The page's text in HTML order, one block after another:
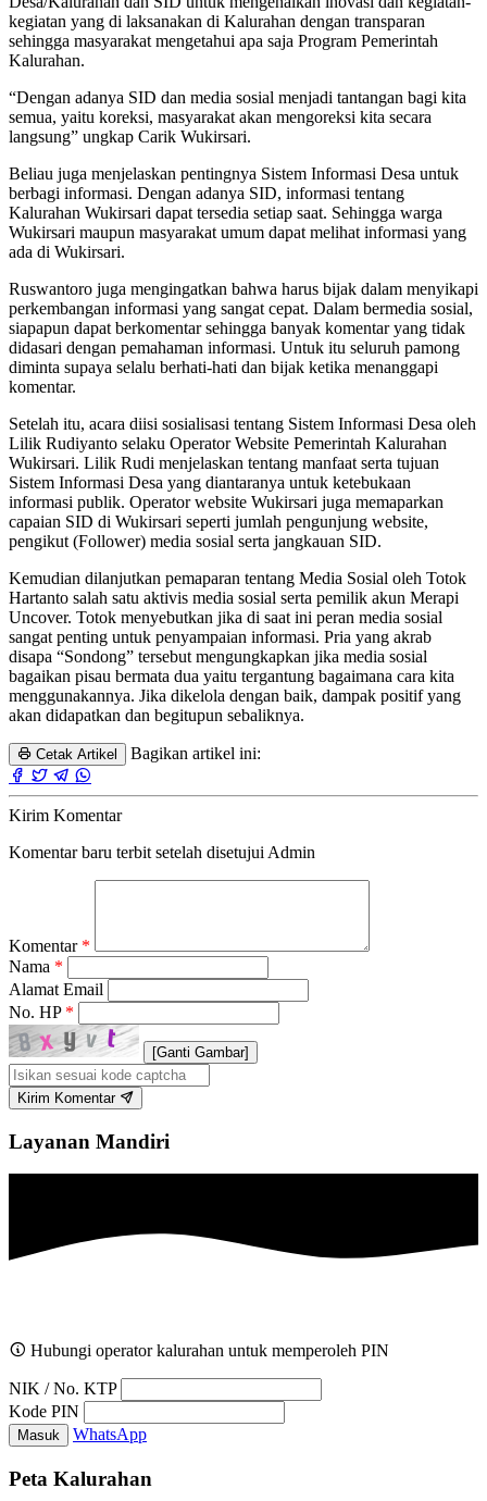
kegiatan yang di laksanakan di Kalurahan dengan transparan
sehingga masyarakat mengetahui apa saja Program Pemerintah
Kalurahan.
“Dengan adanya SID dan media sosial menjadi tantangan bagi kita
semua, yaitu koreksi, masyarakat akan mengoreksi kita secara
langsung” ungkap Carik Wukirsari.
Beliau juga menjelaskan pentingnya Sistem Informasi Desa untuk
berbagi informasi. Dengan adanya SID, informasi tentang
Kalurahan Wukirsari dapat tersedia setiap saat. Sehingga warga
Wukirsari maupun masyarakat umum dapat melihat informasi yang
ada di Wukirsari.
Ruswantoro juga mengingatkan bahwa harus bijak dalam menyikapi
perkembangan informasi yang sangat cepat. Dalam bermedia sosial,
siapapun dapat berkomentar sehingga banyak komentar yang tidak
didasari dengan pemahaman informasi. Untuk itu seluruh pamong
diminta supaya selalu berhati-hati dan bijak ketika menanggapi
komentar.
Setelah itu, acara diisi sosialisasi tentang Sistem Informasi Desa oleh
Lilik Rudiyanto selaku Operator Website Pemerintah Kalurahan
Wukirsari. Lilik Rudi menjelaskan tentang manfaat serta tujuan
Sistem Informasi Desa yang diantaranya untuk ketebukaan
informasi publik. Operator website Wukirsari juga memaparkan
capaian SID di Wukirsari seperti jumlah pengunjung website,
pengikut (Follower) media sosial serta jangkauan SID.
Kemudian dilanjutkan pemaparan tentang Media Sosial oleh Totok
Hartanto salah satu aktivis media sosial serta pemilik akun Merapi
Uncover. Totok menyebutkan jika di saat ini peran media sosial
sangat penting untuk penyampaian informasi. Pria yang akrab
disapa “Sondong” tersebut mengungkapkan jika media sosial
bagaikan pisau bermata dua yaitu tergantung bagaimana cara kita
menggunakannya. Jika dikelola dengan baik, dampak positif yang
akan didapatkan dan begitupun sebaliknya.
Cetak Artikel Bagikan artikel ini:
Kirim Komentar
Komentar baru terbit setelah disetujui Admin
Komentar *
Nama *
Alamat Email
No. HP *
[Ganti Gambar]
Kirim Komentar
Layanan Mandiri
Hubungi operator kalurahan untuk memperoleh PIN
NIK / No. KTP
Kode PIN
Masuk WhatsApp
Peta Kalurahan